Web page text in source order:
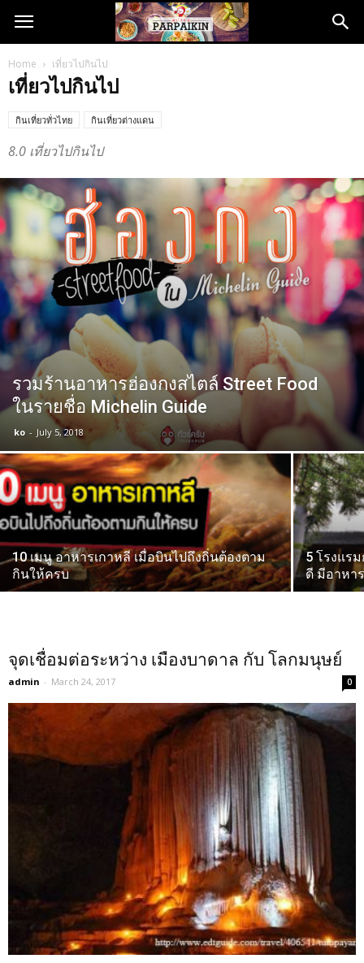
Home เที่ยวไปกินไป
เที่ยวไปกินไป
กินเที่ยวทั่วไทย กินเที่ยวต่างแดน
8.0 เที่ยวไปกินไป
รวมร้านอาหารฮ่องกงสไตล์ Street Food
ในรายชื่อ Michelin Guide
ko - July 5, 2018
10 เมนู อาหารเกาหลี เมื่อบินไปถึงถิ่นต้องตาม
กินให้ครบ
5 โรงแร
ดี มีอาหา
จุดเชื่อมต่อระหว่าง เมืองบาดาล กับ โลกมนุษย์
admin - March 24, 2017 0